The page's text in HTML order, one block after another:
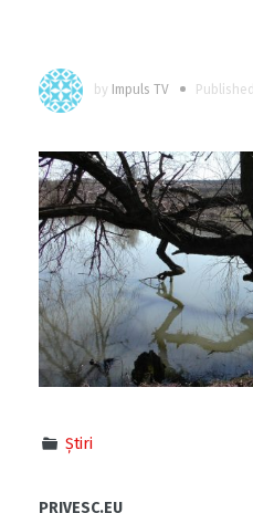
by Impuls TV Published
Știri
PRIVESC.EU